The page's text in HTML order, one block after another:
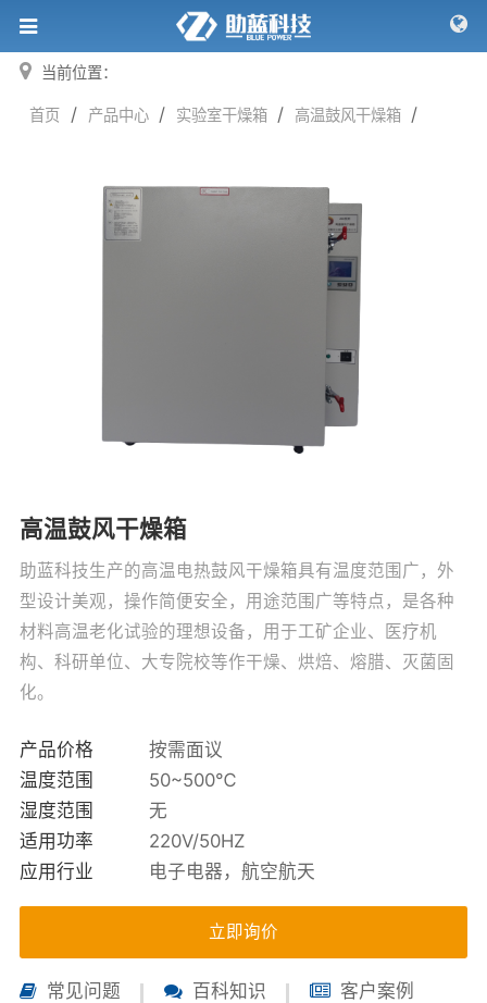
当前位置：
首页 / 产品中心 / 实验室干燥箱 / 高温鼓风干燥箱 /
高温鼓风干燥箱
助蓝科技生产的高温电热鼓风干燥箱具有温度范围广，外
型设计美观，操作简便安全，用途范围广等特点，是各种
材料高温老化试验的理想设备，用于工矿企业、医疗机
构、科研单位、大专院校等作干燥、烘焙、熔腊、灭菌固
化。
产品价格
按需面议
温度范围
50~500℃
湿度范围
无
适用功率
220V/50HZ
应用行业
电子电器，航空航天
立即询价
常见问题 百科知识 客户案例